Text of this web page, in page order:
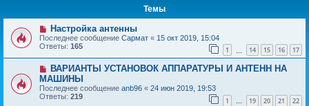
Темы
Настройка антенны
Последнее сообщение Сармат « 15 окт 2019, 15:04
Ответы: 165 1 14 15 16 17
ВАРИАНТЫ УСТАНОВОК АППАРАТУРЫ И АНТЕНН НА
МАШИНЫ
Последнее сообщение anb96 « 24 июн 2019, 19:53
Ответы: 219 1 … 19 20 21 22